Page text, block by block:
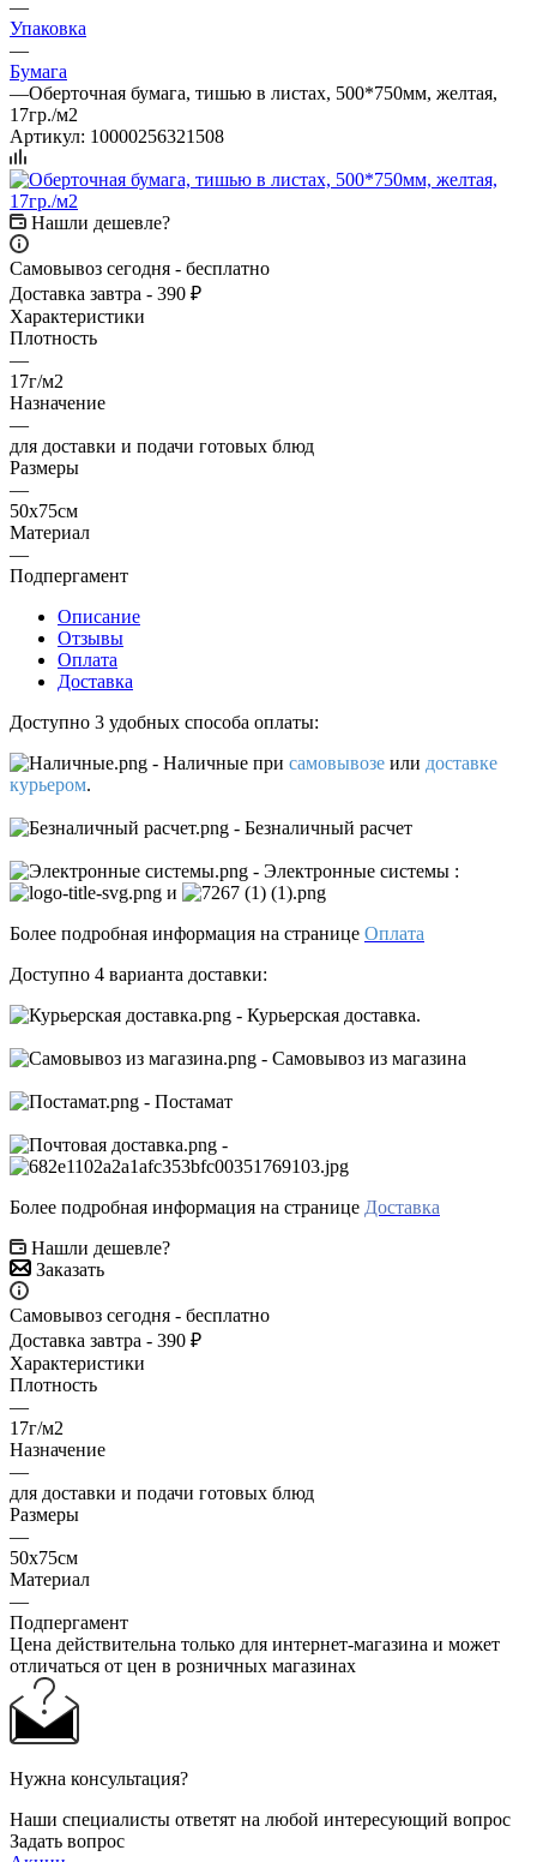
—
Упаковка
—
Бумага
—Оберточная бумага, тишью в листах, 500*750мм, желтая,
17гр./м2
Артикул: 10000256321508
Нашли дешевле?
Самовывоз сегодня - бесплатно
Доставка завтра - 390 ₽
Характеристики
Плотность
—
17г/м2
Назначение
—
для доставки и подачи готовых блюд
Размеры
—
50x75см
Материал
—
Подпергамент
Описание
Отзывы
Оплата
Доставка
Доступно 3 удобных способа оплаты:
- Наличные при самовывозе или доставке
курьером.
- Безналичный расчет
- Электронные системы :
и
Более подробная информация на странице Оплата
Доступно 4 варианта доставки:
- Курьерская доставка.
- Самовывоз из магазина
- Постамат
-
Более подробная информация на странице Доставка
Нашли дешевле?
Заказать
Самовывоз сегодня - бесплатно
Доставка завтра - 390 ₽
Характеристики
Плотность
—
17г/м2
Назначение
—
для доставки и подачи готовых блюд
Размеры
—
50x75см
Материал
—
Подпергамент
Цена действительна только для интернет-магазина и может
отличаться от цен в розничных магазинах
Нужна консультация?
Наши специалисты ответят на любой интересующий вопрос
Задать вопрос